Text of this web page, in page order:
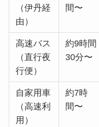
（伊丹経
由）
間〜
高速バス
（直行夜
行便）
約9時間
30分〜
自家用車
（高速利
用）
約7時
間〜